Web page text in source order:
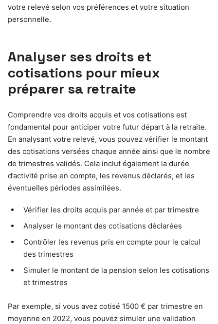
votre relevé selon vos préférences et votre situation
personnelle.
Analyser ses droits et
cotisations pour mieux
préparer sa retraite
Comprendre vos droits acquis et vos cotisations est
fondamental pour anticiper votre futur départ à la retraite.
En analysant votre relevé, vous pouvez vérifier le montant
des cotisations versées chaque année ainsi que le nombre
de trimestres validés. Cela inclut également la durée
d’activité prise en compte, les revenus déclarés, et les
éventuelles périodes assimilées.
Vérifier les droits acquis par année et par trimestre
Analyser le montant des cotisations déclarées
Contrôler les revenus pris en compte pour le calcul
des trimestres
Simuler le montant de la pension selon les cotisations
et trimestres
Par exemple, si vous avez cotisé 1500 € par trimestre en
moyenne en 2022, vous pouvez simuler une validation